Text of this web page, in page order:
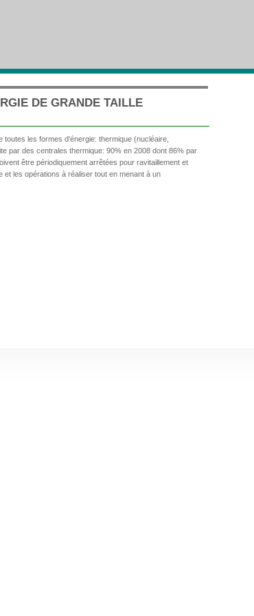
DE GRANDE TAILLE
les formes d'énergie: thermique (nucléaire,
par des centrales thermique: 90% en 2008 dont 86% par
être périodiquement arrêtées pour ravitaillement et
les opérations à réaliser tout en menant à un